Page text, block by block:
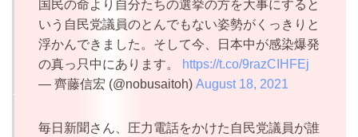
国民の命より自分たちの選挙の方を大事にすると
いう自民党議員のとんでもない姿勢がくっきりと
浮かんできました。そして今、日本中が感染爆発
の真っ只中にあります。
https://t.co/9razCIHFEj
— 齊藤信宏 (@nobusaitoh) August 18, 2021
毎日新聞さん、圧力電話をかけた自民党議員が誰